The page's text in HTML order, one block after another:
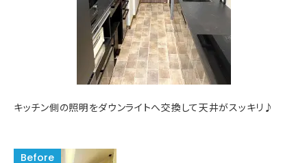
キッチン側の照明をダウンライトへ交換して天井がスッキリ♪